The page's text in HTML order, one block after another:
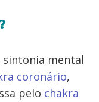
sintonia mental
coronário,
pelo chakra